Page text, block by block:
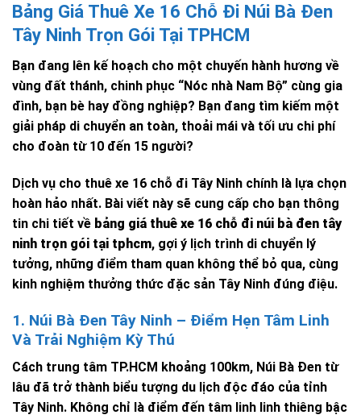
Bảng Giá Thuê Xe 16 Chỗ Đi Núi Bà Đen
Tây Ninh Trọn Gói Tại TPHCM
Bạn đang lên kế hoạch cho một chuyến hành hương về
vùng đất thánh, chinh phục “Nóc nhà Nam Bộ” cùng gia
đình, bạn bè hay đồng nghiệp? Bạn đang tìm kiếm một
giải pháp di chuyển an toàn, thoải mái và tối ưu chi phí
cho đoàn từ 10 đến 15 người?
Dịch vụ cho thuê xe 16 chỗ đi Tây Ninh chính là lựa chọn
hoàn hảo nhất. Bài viết này sẽ cung cấp cho bạn thông
tin chi tiết về bảng giá thuê xe 16 chỗ đi núi bà đen tây
ninh trọn gói tại tphcm, gợi ý lịch trình di chuyển lý
tưởng, những điểm tham quan không thể bỏ qua, cùng
kinh nghiệm thưởng thức đặc sản Tây Ninh đúng điệu.
1. Núi Bà Đen Tây Ninh – Điểm Hẹn Tâm Linh
Và Trải Nghiệm Kỳ Thú
Cách trung tâm TP.HCM khoảng 100km, Núi Bà Đen từ
lâu đã trở thành biểu tượng du lịch độc đáo của tỉnh
Tây Ninh. Không chỉ là điểm đến tâm linh linh thiêng bậc